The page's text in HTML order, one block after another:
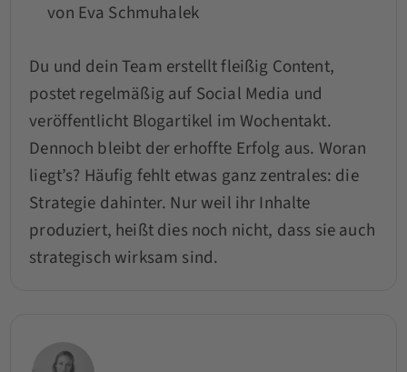
von Eva Schmuhalek
Du und dein Team erstellt fleißig Content,
postet regelmäßig auf Social Media und
veröffentlicht Blogartikel im Wochentakt.
Dennoch bleibt der erhoffte Erfolg aus. Woran
liegt’s? Häufig fehlt etwas ganz zentrales: die
Strategie dahinter. Nur weil ihr Inhalte
produziert, heißt dies noch nicht, dass sie auch
strategisch wirksam sind.